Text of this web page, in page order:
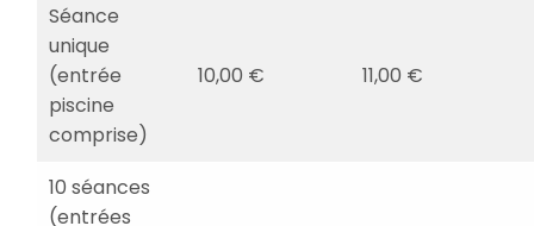
Séance
unique
(entrée
piscine
comprise)
10,00 € 11,00 €
10 séances
(entrées